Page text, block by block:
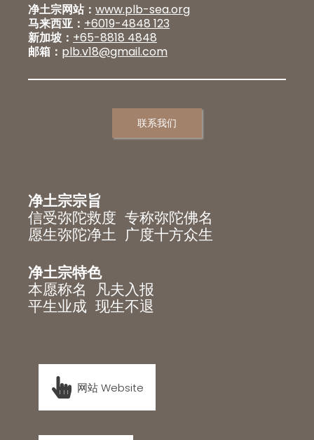
净土宗网站： www.plb-sea.org
马来西亚： +6019-4848 123
新加坡： +65-8818 4848
邮箱： plb.v18@gmail.com
联系我们
净土宗宗旨
信受弥陀救度 专称弥陀佛名
愿生弥陀净土 广度十方众生
净土宗特色
本愿称名 凡夫入报
平生业成 现生不退
网站 Website